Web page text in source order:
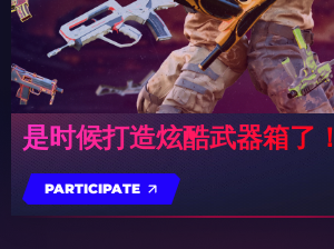
是时候打造炫酷武器箱了！
PARTICIPATE